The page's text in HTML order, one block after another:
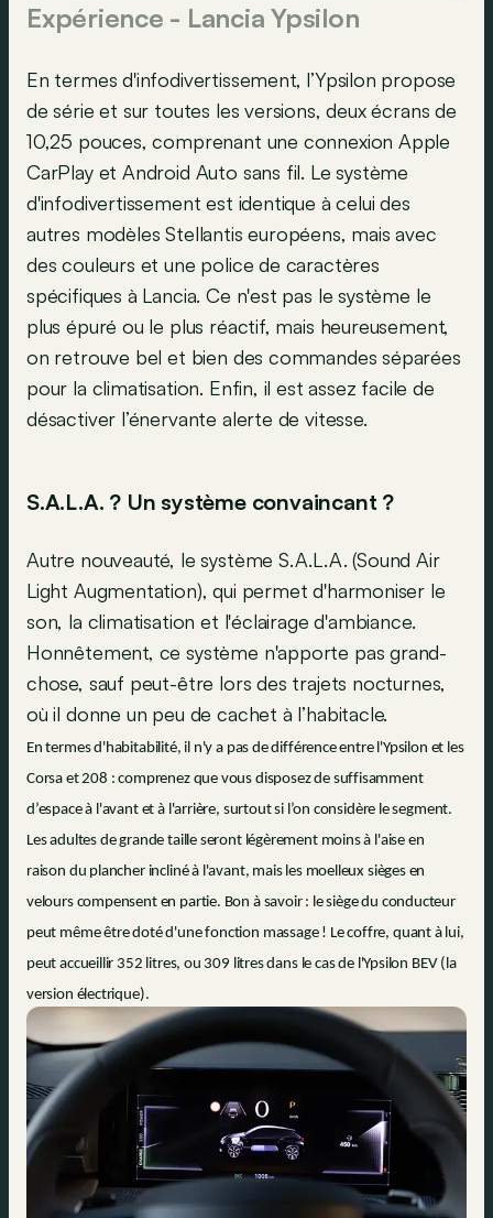
Expérience - Lancia Ypsilon
En termes d'infodivertissement, l’Ypsilon propose
de série et sur toutes les versions, deux écrans de
10,25 pouces, comprenant une connexion Apple
CarPlay et Android Auto sans fil. Le système
d'infodivertissement est identique à celui des
autres modèles Stellantis européens, mais avec
des couleurs et une police de caractères
spécifiques à Lancia. Ce n'est pas le système le
plus épuré ou le plus réactif, mais heureusement,
on retrouve bel et bien des commandes séparées
pour la climatisation. Enfin, il est assez facile de
désactiver l’énervante alerte de vitesse.
S.A.L.A. ? Un système convaincant ?
Autre nouveauté, le système S.A.L.A. (Sound Air
Light Augmentation), qui permet d'harmoniser le
son, la climatisation et l'éclairage d'ambiance.
Honnêtement, ce système n'apporte pas grand-
chose, sauf peut-être lors des trajets nocturnes,
où il donne un peu de cachet à l’habitacle.
En termes d'habitabilité, il n'y a pas de différence entre l'Ypsilon et les
Corsa et 208 : comprenez que vous disposez de suffisamment
d’espace à l'avant et à l'arrière, surtout si l’on considère le segment.
Les adultes de grande taille seront légèrement moins à l'aise en
raison du plancher incliné à l'avant, mais les moelleux sièges en
velours compensent en partie. Bon à savoir : le siège du conducteur
peut même être doté d'une fonction massage ! Le coffre, quant à lui,
peut accueillir 352 litres, ou 309 litres dans le cas de l'Ypsilon BEV (la
version électrique).